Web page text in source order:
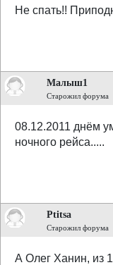
Не спать!!
Малыш1
Старожил форума
08.12.2011 днём
ночного рейса.....
Ptitsa
Старожил форума
А Олег Ханин, из